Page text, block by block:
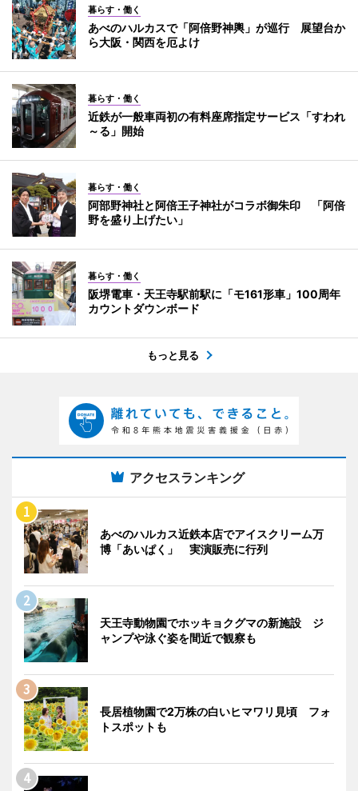
暮らす・働く
あべのハルカスで「阿倍野神輿」が巡行 展望台か
ら大阪・関西を厄よけ
暮らす・働く
近鉄が一般車両初の有料座席指定サービス「すわれ
～る」開始
暮らす・働く
阿部野神社と阿倍王子神社がコラボ御朱印 「阿倍
野を盛り上げたい」
暮らす・働く
阪堺電車・天王寺駅前駅に「モ161形車」100周年
カウントダウンボード
もっと見る
アクセスランキング
あべのハルカス近鉄本店でアイスクリーム万
博「あいぱく」 実演販売に行列
天王寺動物園でホッキョクグマの新施設 ジ
ャンプや泳ぐ姿を間近で観察も
長居植物園で2万株の白いヒマワリ見頃 フォ
トスポットも